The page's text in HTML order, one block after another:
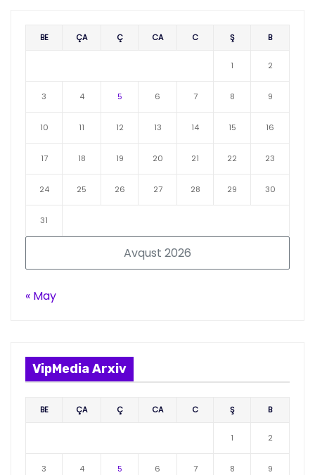
Avqust 2026
BE ÇA Ç CA C Ş B
1 2
3 4 5 6 7 8 9
10 11 12 13 14 15 16
17 18 19 20 21 22 23
24 25 26 27 28 29 30
31
« May
VipMedia Arxiv
BE ÇA Ç CA C Ş B
1 2
3 4 5 6 7 8 9